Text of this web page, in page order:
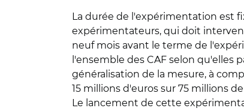
La durée de l'expérimentation est
expérimentateurs, qui doit
neuf mois avant le terme de
l'ensemble des CAF selon qu'elles
généralisation de la mesure, à
15 millions d'euros sur 75 millions
Le lancement de cette